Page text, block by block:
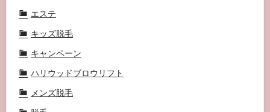
エステ
キッズ脱毛
キャンペーン
ハリウッドブロウリフト
メンズ脱毛